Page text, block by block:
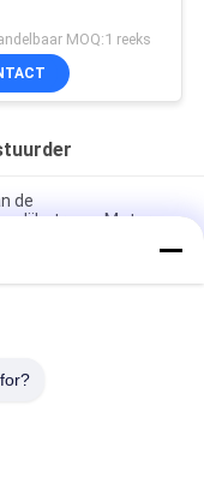
MOQ:1 reeks
de
gelijkstroom Motor
van Hall Brushless
For